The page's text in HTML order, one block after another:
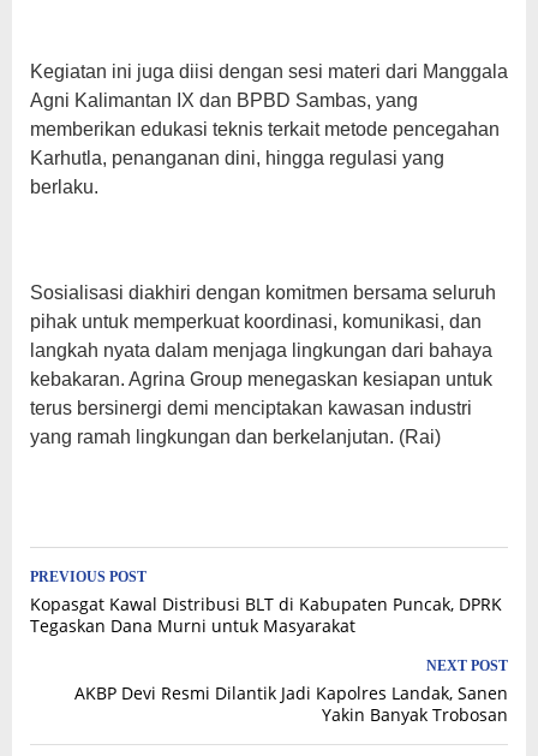
Kegiatan ini juga diisi dengan sesi materi dari Manggala
Agni Kalimantan IX dan BPBD Sambas, yang
memberikan edukasi teknis terkait metode pencegahan
Karhutla, penanganan dini, hingga regulasi yang
berlaku.
Sosialisasi diakhiri dengan komitmen bersama seluruh
pihak untuk memperkuat koordinasi, komunikasi, dan
langkah nyata dalam menjaga lingkungan dari bahaya
kebakaran. Agrina Group menegaskan kesiapan untuk
terus bersinergi demi menciptakan kawasan industri
yang ramah lingkungan dan berkelanjutan. (Rai)
Post
navigation
PREVIOUS POST
Kopasgat Kawal Distribusi BLT di Kabupaten Puncak, DPRK
Tegaskan Dana Murni untuk Masyarakat
NEXT POST
⁠AKBP Devi Resmi Dilantik Jadi Kapolres Landak, Sanen
Yakin Banyak Trobosan